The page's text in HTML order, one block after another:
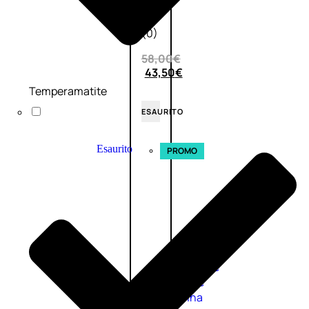
(0)
58,00€
43,50€
ESAURITO
Esaurito PROMO
Fragranze
Nature
Donna
Temperamatite